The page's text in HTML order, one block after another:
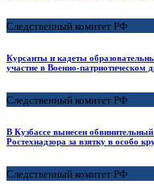
Следственный комитет РФ
Курсанты и кадеты
участие в Военно-патриотическом
Следственный комитет РФ
В Кузбассе вынесен
Ростехнадзора за взятку в особо
Следственный комитет РФ